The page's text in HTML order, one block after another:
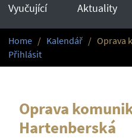
Vyučující
Aktuality
Home Kalendář
Oprava
Přihlásit
Oprava
Hartenberská